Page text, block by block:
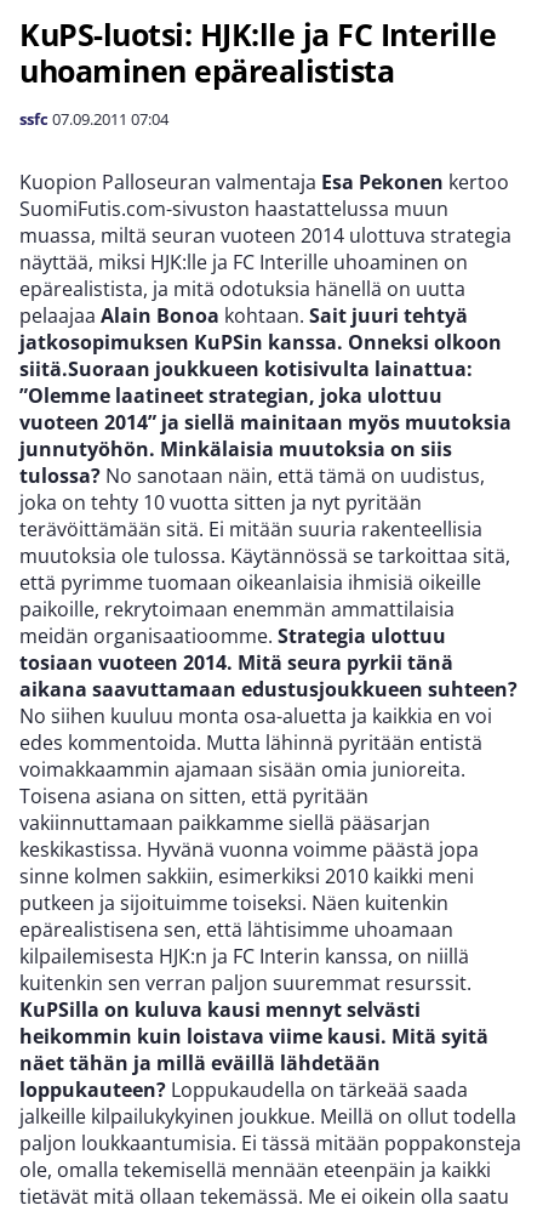
KuPS-luotsi: HJK:lle ja FC Interille
uhoaminen epärealistista
ssfc07.09.2011 07:04
Kuopion Palloseuran valmentaja Esa Pekonen kertoo
SuomiFutis.com-sivuston haastattelussa muun
muassa, miltä seuran vuoteen 2014 ulottuva strategia
näyttää, miksi HJK:lle ja FC Interille uhoaminen on
epärealistista, ja mitä odotuksia hänellä on uutta
pelaajaa Alain Bonoa kohtaan. Sait juuri tehtyä
jatkosopimuksen KuPSin kanssa. Onneksi olkoon
siitä.Suoraan joukkueen kotisivulta lainattua:
”Olemme laatineet strategian, joka ulottuu
vuoteen 2014” ja siellä mainitaan myös muutoksia
junnutyöhön. Minkälaisia muutoksia on siis
tulossa? No sanotaan näin, että tämä on uudistus,
joka on tehty 10 vuotta sitten ja nyt pyritään
terävöittämään sitä. Ei mitään suuria rakenteellisia
muutoksia ole tulossa. Käytännössä se tarkoittaa sitä,
että pyrimme tuomaan oikeanlaisia ihmisiä oikeille
paikoille, rekrytoimaan enemmän ammattilaisia
meidän organisaatioomme. Strategia ulottuu
tosiaan vuoteen 2014. Mitä seura pyrkii tänä
aikana saavuttamaan edustusjoukkueen suhteen?
No siihen kuuluu monta osa-aluetta ja kaikkia en voi
edes kommentoida. Mutta lähinnä pyritään entistä
voimakkaammin ajamaan sisään omia junioreita.
Toisena asiana on sitten, että pyritään
vakiinnuttamaan paikkamme siellä pääsarjan
keskikastissa. Hyvänä vuonna voimme päästä jopa
sinne kolmen sakkiin, esimerkiksi 2010 kaikki meni
putkeen ja sijoituimme toiseksi. Näen kuitenkin
epärealistisena sen, että lähtisimme uhoamaan
kilpailemisesta HJK:n ja FC Interin kanssa, on niillä
kuitenkin sen verran paljon suuremmat resurssit.
KuPSilla on kuluva kausi mennyt selvästi
heikommin kuin loistava viime kausi. Mitä syitä
näet tähän ja millä eväillä lähdetään
loppukauteen? Loppukaudella on tärkeää saada
jalkeille kilpailukykyinen joukkue. Meillä on ollut todella
paljon loukkaantumisia. Ei tässä mitään poppakonsteja
ole, omalla tekemisellä mennään eteenpäin ja kaikki
tietävät mitä ollaan tekemässä. Me ei oikein olla saatu